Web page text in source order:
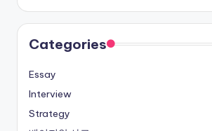
Categories
Essay
Interview
Strategy